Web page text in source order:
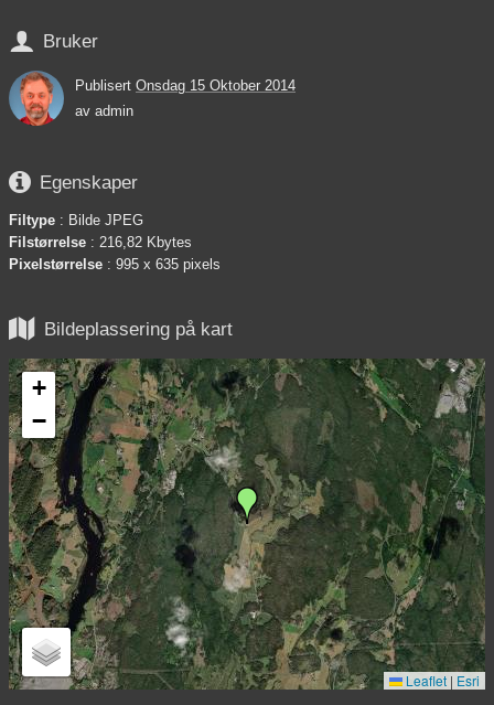
 Bruker
Publisert Onsdag 15 Oktober 2014
av admin
 Egenskaper
Filtype : Bilde JPEG
Filstørrelse : 216,82 Kbytes
Pixelstørrelse : 995 x 635 pixels
 Bildeplassering på kart
+
−
Leaflet | Esri